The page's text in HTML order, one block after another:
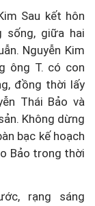
Sau kết hôn
sống, giữa hai
Nguyễn Kim
ông T. có con
đồng thời lấy
Thái Bảo và
Không dừng
bạc kế hoạch
Bảo trong thời
rạng sáng